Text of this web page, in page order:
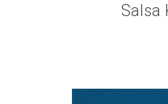
Salsa